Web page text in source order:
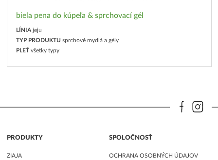
biela pena do kúpeľa & sprchovací gél
LÍNIA jeju
TYP PRODUKTU sprchové mydlá a gély
PLEŤ všetky typy
PRODUKTY
ZIAJA
SPOLOČNOSŤ
OCHRANA OSOBNÝCH ÚDAJOV